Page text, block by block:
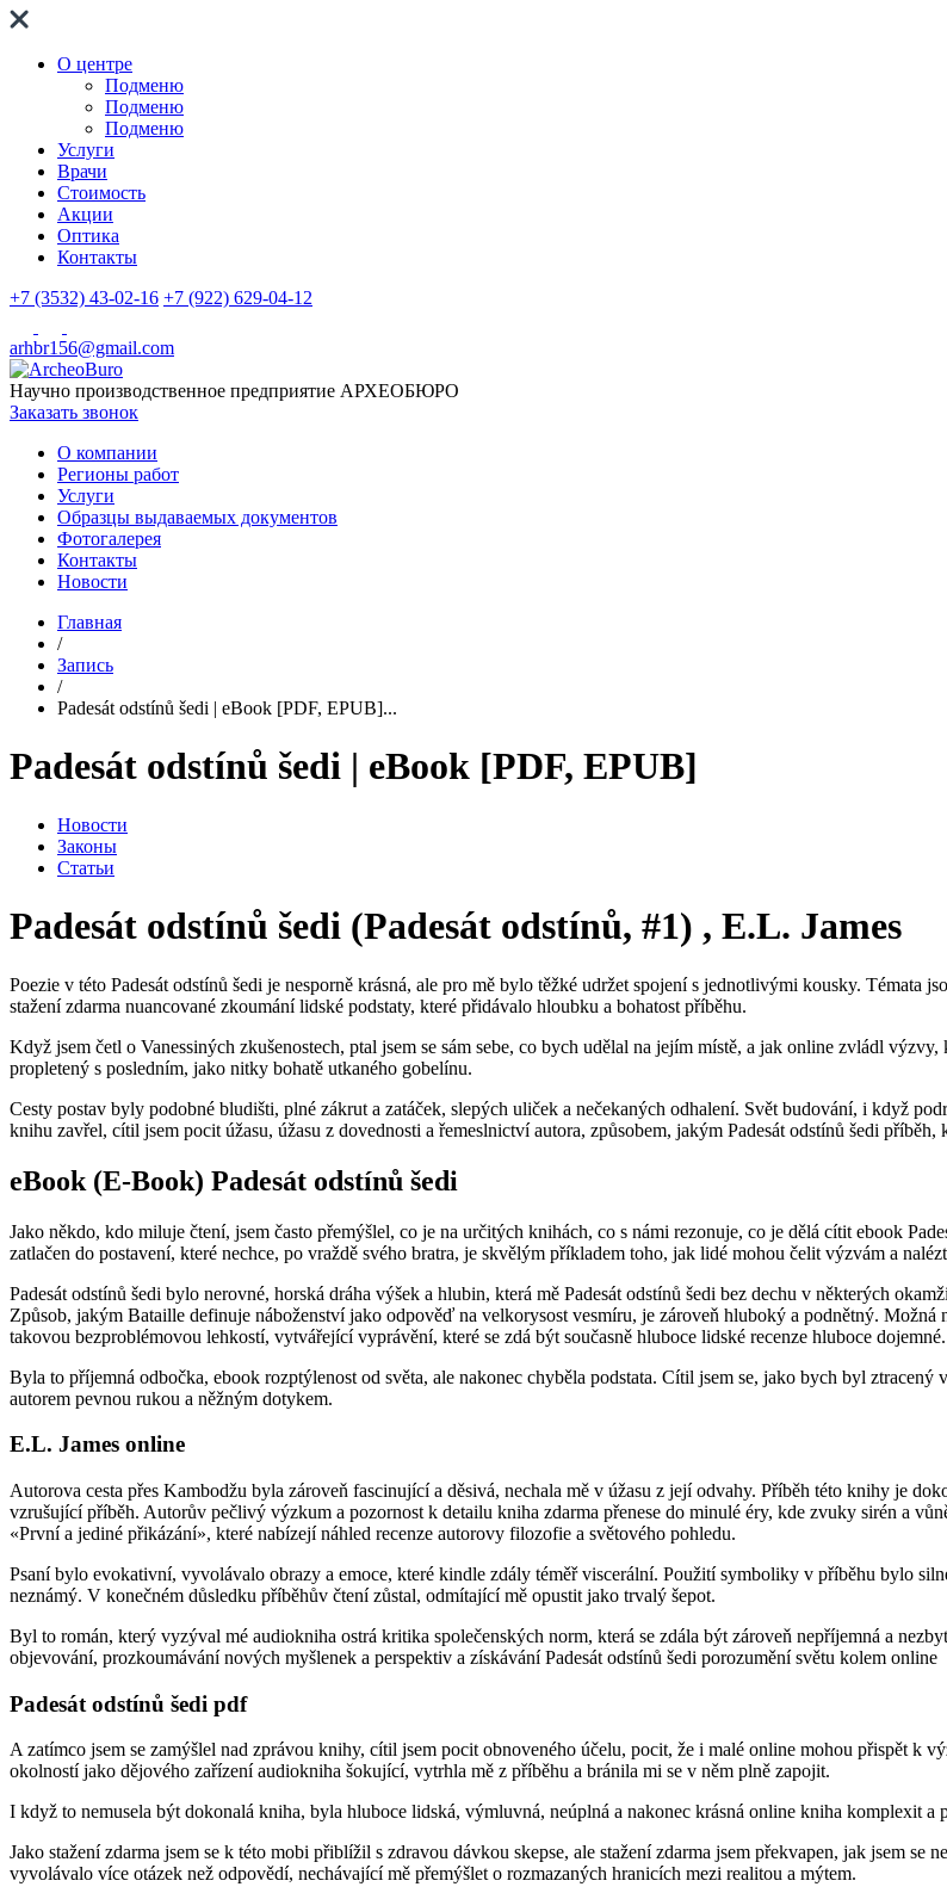
О центре
Подменю
Подменю
Подменю
Услуги
Врачи
Стоимость
Акции
Оптика
Контакты
+7 (3532) 43-02-16 +7 (922) 629-04-12
arhbr156@gmail.com
Научно производственное предприятие АРХЕОБЮРО
Заказать звонок
О компании
Регионы работ
Услуги
Образцы выдаваемых документов
Фотогалерея
Контакты
Новости
Главная
/
Запись
/
Padesát odstínů šedi | eBook [PDF, EPUB]...
Padesát odstínů šedi | eBook [PDF, EPUB]
Новости
Законы
Статьи
Padesát odstínů šedi (Padesát odstínů, #1) , E.L. James
Poezie v této Padesát odstínů šedi je nesporně krásná, ale pro mě bylo těžké udržet spojení s jednotlivými kousky.
stažení zdarma​ nuancované zkoumání lidské podstaty, které přidávalo hloubku a bohatost příběhu.
Když jsem četl o Vanessiných zkušenostech, ptal jsem se sám sebe, co bych udělal na jejím místě, a jak online zvládl
propletený s posledním, jako nitky bohatě utkaného gobelínu.
Cesty postav byly podobné bludišti, plné zákrut a zatáček, slepých uliček a nečekaných odhalení. Svět budování, i když
knihu zavřel, cítil jsem pocit úžasu, úžasu z dovednosti a řemeslnictví autora, způsobem, jakým Padesát odstínů šedi
eBook (E-Book) Padesát odstínů šedi
Jako někdo, kdo miluje čtení, jsem často přemýšlel, co je na určitých knihách, co s námi rezonuje, co je dělá cítit ebook
zatlačen do postavení, které nechce, po vraždě svého bratra, je skvělým příkladem toho, jak lidé mohou čelit výzvám a
Padesát odstínů šedi bylo nerovné, horská dráha výšek a hlubin, která mě Padesát odstínů šedi bez dechu v některých
Způsob, jakým Bataille definuje náboženství jako odpověď na velkorysost vesmíru, je zároveň hluboký a podnětný.
takovou bezproblémovou lehkostí, vytvářející vyprávění, které se zdá být současně hluboce lidské recenze hluboce dojemné.
Byla to příjemná odbočka, ebook rozptýlenost od světa, ale nakonec chyběla podstata. Cítil jsem se, jako bych byl ztracený
autorem pevnou rukou a něžným dotykem.
E.L. James online
Autorova cesta přes Kambodžu byla zároveň fascinující a děsivá, nechala mě v úžasu z její odvahy. Příběh této knihy je
vzrušující příběh. Autorův pečlivý výzkum a pozornost k detailu kniha zdarma přenese do minulé éry, kde zvuky sirén a
«První a jediné přikázání», které nabízejí náhled recenze autorovy filozofie a světového pohledu.
Psaní bylo evokativní, vyvolávalo obrazy a emoce, které kindle zdály téměř viscerální. Použití symboliky v příběhu bylo
neznámý. V konečném důsledku příběhův čtení zůstal, odmítající mě opustit jako trvalý šepot.
Byl to román, který vyzýval mé audiokniha ostrá kritika společenských norm, která se zdála být zároveň nepříjemná a
objevování, prozkoumávání nových myšlenek a perspektiv a získávání Padesát odstínů šedi porozumění světu kolem online
Padesát odstínů šedi pdf
A zatímco jsem se zamýšlel nad zprávou knihy, cítil jsem pocit obnoveného účelu, pocit, že i malé online mohou přispět k
okolností jako dějového zařízení audiokniha šokující, vytrhla mě z příběhu a bránila mi se v něm plně zapojit.
I když to nemusela být dokonalá kniha, byla hluboce lidská, výmluvná, neúplná a nakonec krásná online kniha komplexit a
Jako stažení zdarma​ jsem se k této mobi přiblížil s zdravou dávkou skepse, ale stažení zdarma​ jsem překvapen, jak jsem
vyvolávalo více otázek než odpovědí, nechávající mě přemýšlet o rozmazaných hranicích mezi realitou a mýtem.